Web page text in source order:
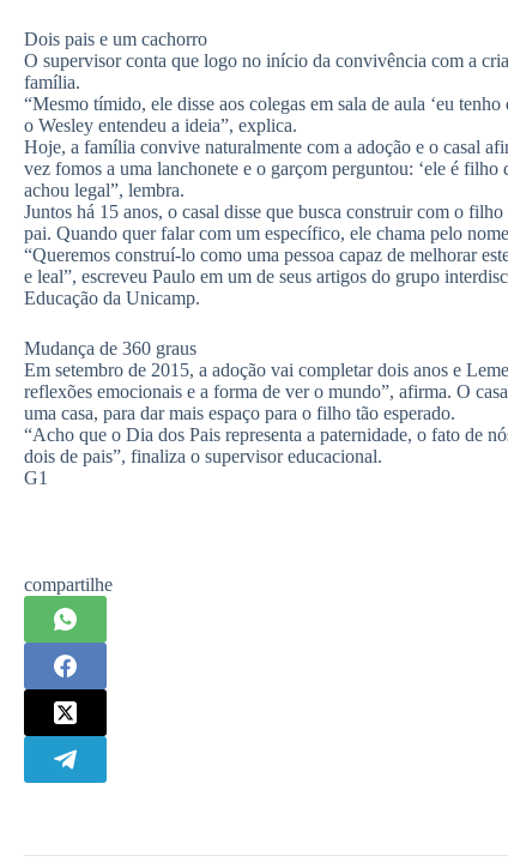
Dois pais e um cachorro
O supervisor conta que logo no início da convivência com a
família.
“Mesmo tímido, ele disse aos colegas em sala de aula ‘eu
o Wesley entendeu a ideia”, explica.
Hoje, a família convive naturalmente com a adoção e o casal
vez fomos a uma lanchonete e o garçom perguntou: ‘ele é
achou legal”, lembra.
Juntos há 15 anos, o casal disse que busca construir com o
pai. Quando quer falar com um específico, ele chama pelo
“Queremos construí-lo como uma pessoa capaz de melhorar
e leal”, escreveu Paulo em um de seus artigos do grupo
Educação da Unicamp.
Mudança de 360 graus
Em setembro de 2015, a adoção vai completar dois anos e
reflexões emocionais e a forma de ver o mundo”, afirma. O
uma casa, para dar mais espaço para o filho tão esperado.
“Acho que o Dia dos Pais representa a paternidade, o fato de
dois de pais”, finaliza o supervisor educacional.
G1
compartilhe